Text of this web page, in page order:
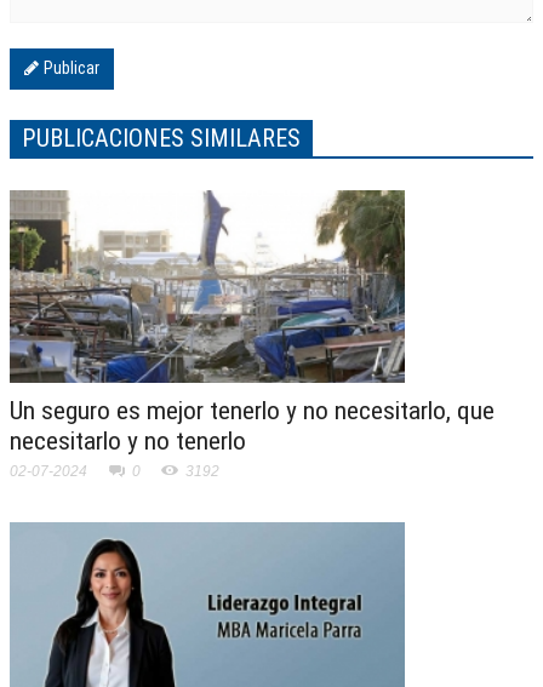
Publicar
PUBLICACIONES SIMILARES
Un seguro es mejor tenerlo y no necesitarlo, que
necesitarlo y no tenerlo
02-07-2024 0 3192